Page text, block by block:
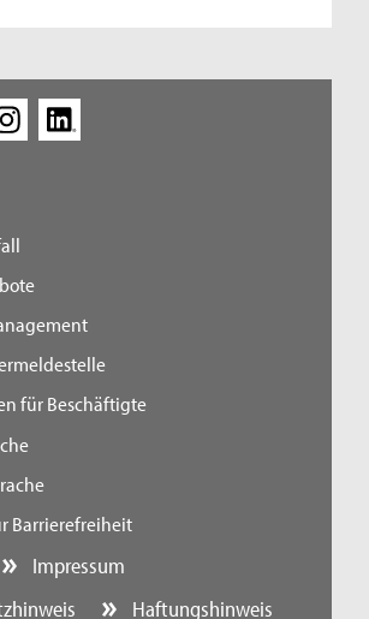
für Beschäftigte
Barrierefreiheit
Impressum
Haftungshinweis